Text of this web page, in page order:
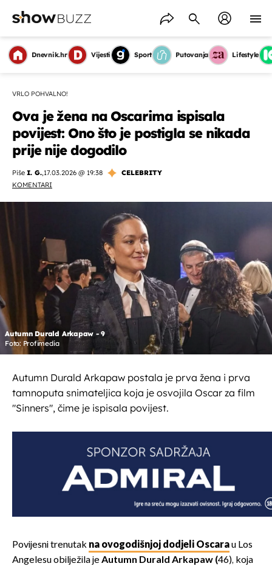
Dnevnik.hr Vijesti Sport Putovanja Lifestyle
VRLO POHVALNO!
Ova je žena na Oscarima ispisala
povijest: Ono što je postigla se nikada
prije nije dogodilo
Piše I. G.,17.03.2026 @ 19:38
CELEBRITY
KOMENTARI
Autumn Durald Arkapaw - 9
Foto: Profimedia
Autumn Durald Arkapaw postala je prva žena i prva
tamnoputa snimateljica koja je osvojila Oscar za film
"Sinners", čime je ispisala povijest.
Povijesni trenutak na ovogodišnjoj dodjeli Oscarau Los
Angelesu obilježila jeAutumn Durald Arkapaw (46), koja
OMOGUĆI OBAVIJESTI